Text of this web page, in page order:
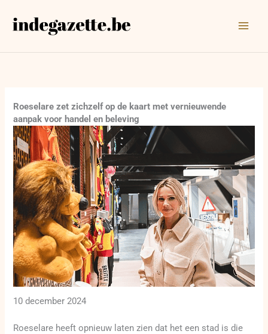
naar
Roeselare zet zichzelf op de kaart met vernieuwende
aanpak voor handel en beleving
10 december 2024
Roeselare heeft opnieuw laten zien dat het een stad is die